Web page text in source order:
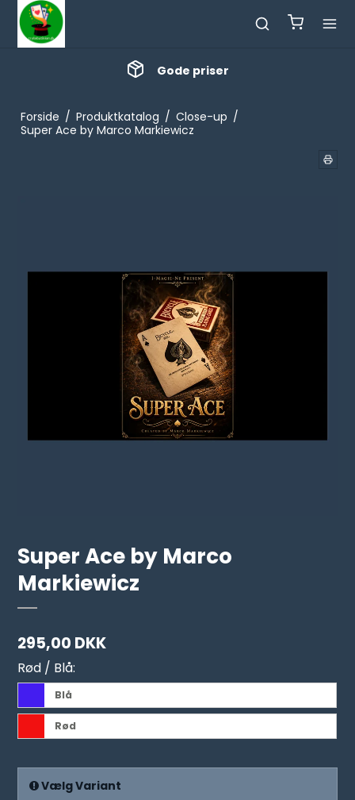
Gode priser
Forside / Produktkatalog / Close-up /
Super Ace by Marco Markiewicz
Super Ace by Marco
Markiewicz
295,00 DKK
Rød / Blå:
Blå
Rød
Vælg Variant